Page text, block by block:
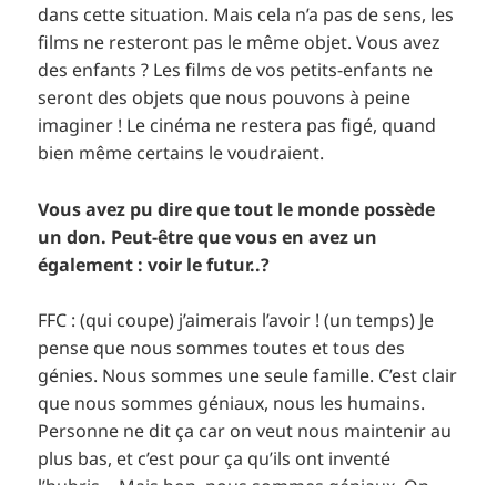
dans cette situation. Mais cela n’a pas de sens, les
films ne resteront pas le même objet. Vous avez
des enfants ? Les films de vos petits-enfants ne
seront des objets que nous pouvons à peine
imaginer ! Le cinéma ne restera pas figé, quand
bien même certains le voudraient.
Vous avez pu dire que tout le monde possède
un don. Peut-être que vous en avez un
également : voir le futur..?
FFC : (qui coupe) j’aimerais l’avoir ! (un temps) Je
pense que nous sommes toutes et tous des
génies. Nous sommes une seule famille. C’est clair
que nous sommes géniaux, nous les humains.
Personne ne dit ça car on veut nous maintenir au
plus bas, et c’est pour ça qu’ils ont inventé